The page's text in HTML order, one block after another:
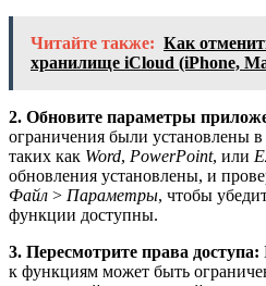
Читайте также: Как
хранилище iCloud (iPhone,
2. Обновите параметры
ограничения были установлены
таких как Word, PowerPoint, или
обновления установлены, и
Файл > Параметры, чтобы
функции доступны.
3. Пересмотрите права доступа:
к функциям может быть